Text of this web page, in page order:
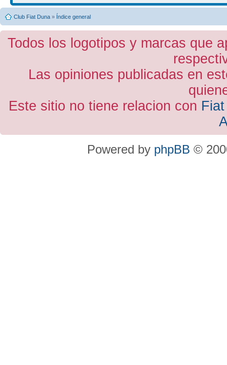
Club Fiat Duna » Índice general
Todos los logotipos y marcas que
Las opiniones publicadas en
Este sitio no tiene relacion con
Powered by phpBB ©